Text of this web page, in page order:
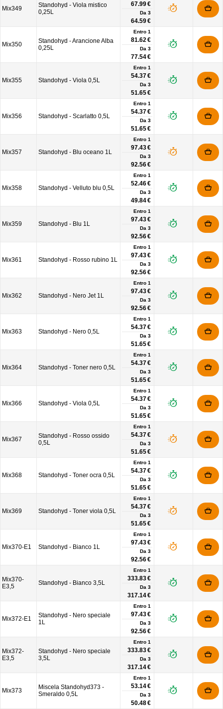
Mix349
Standohyd - Viola mistico
0,25L
67.99 €
Da 3
64.59 €
Mix350
Standohyd - Arancione Alba
0,25L
Entro 1
81.62 €
Da 3
77.54 €
Mix355 Standohyd - Viola 0,5L
Entro 1
54.37 €
Da 3
51.65 €
Mix356 Standohyd - Scarlatto 0,5L
Entro 1
54.37 €
Da 3
51.65 €
Mix357 Standohyd - Blu oceano 1L
Entro 1
97.43 €
Da 3
92.56 €
Mix358 Standohyd - Velluto blu 0,5L
Entro 1
52.46 €
Da 3
49.84 €
Mix359 Standohyd - Blu 1L
Entro 1
97.43 €
Da 3
92.56 €
Mix361 Standohyd - Rosso rubino 1L
Entro 1
97.43 €
Da 3
92.56 €
Mix362 Standohyd - Nero Jet 1L
Entro 1
97.43 €
Da 3
92.56 €
Mix363 Standohyd - Nero 0,5L
Entro 1
54.37 €
Da 3
51.65 €
Mix364 Standohyd - Toner nero 0,5L
Entro 1
54.37 €
Da 3
51.65 €
Mix366 Standohyd - Viola 0,5L
Entro 1
54.37 €
Da 3
51.65 €
Mix367
Standohyd - Rosso ossido
0,5L
Entro 1
54.37 €
Da 3
51.65 €
Mix368 Standohyd - Toner ocra 0,5L
Entro 1
54.37 €
Da 3
51.65 €
Mix369 Standohyd - Toner viola 0,5L
Entro 1
54.37 €
Da 3
51.65 €
Mix370-E1 Standohyd - Bianco 1L
Entro 1
97.43 €
Da 3
92.56 €
Mix370-
E3,5
Standohyd - Bianco 3,5L
Entro 1
333.83 €
Da 3
317.14 €
Mix372-E1
Standohyd - Nero speciale
1L
Entro 1
97.43 €
Da 3
92.56 €
Mix372-
E3,5
Standohyd - Nero speciale
3,5L
Entro 1
333.83 €
Da 3
317.14 €
Mix373
Miscela Standohyd373 -
Smeraldo 0,5L
Entro 1
53.14 €
Da 3
50.48 €